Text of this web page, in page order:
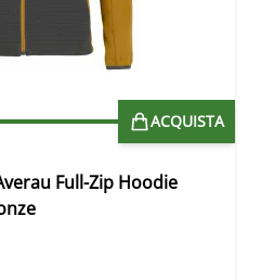
ACQUISTA
Full-Zip Hoodie